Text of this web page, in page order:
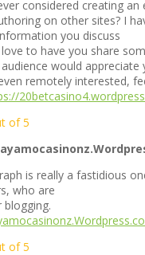
considered creating an
on other sites? I
you discuss
to have you share
would appreciate
remotely interested,
of 5
is really a fastidious
who are
of 5